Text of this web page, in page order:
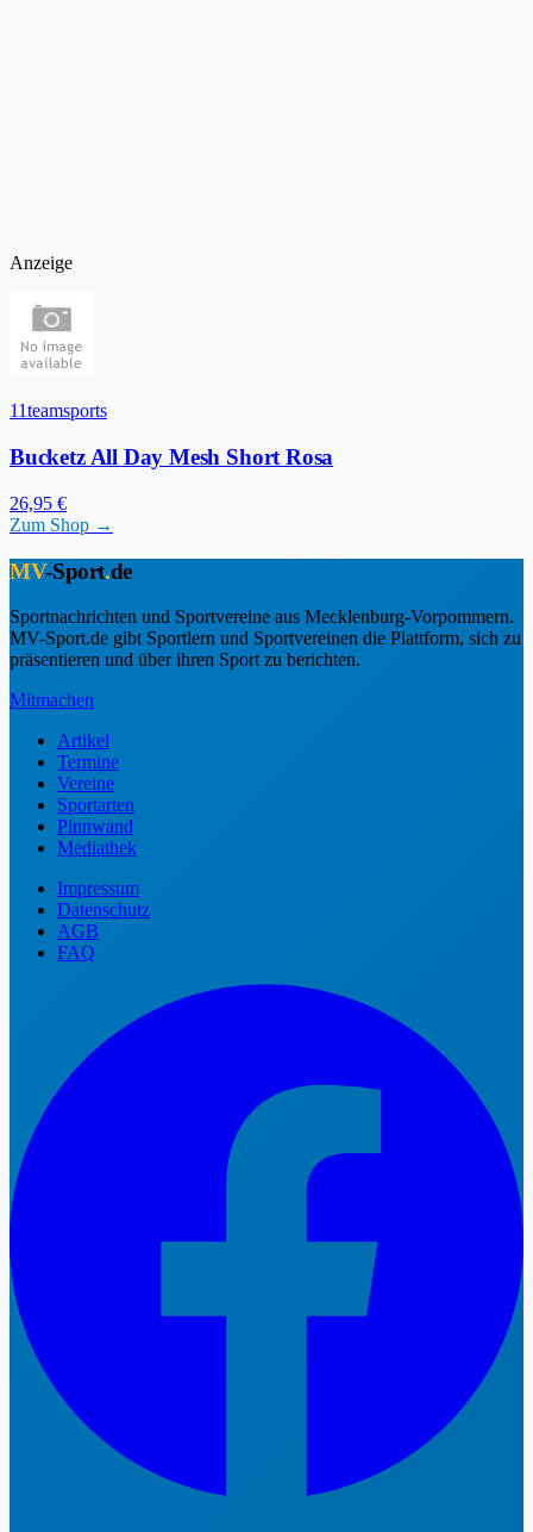
Anzeige
11teamsports
Bucketz All Day Mesh Short Rosa
26,95 €
Zum Shop →
MV-Sport.de
Sportnachrichten und Sportvereine aus Mecklenburg-Vorpommern.
MV-Sport.de gibt Sportlern und Sportvereinen die Plattform, sich zu
präsentieren und über ihren Sport zu berichten.
Mitmachen
Artikel
Termine
Vereine
Sportarten
Pinnwand
Mediathek
Impressum
Datenschutz
AGB
FAQ